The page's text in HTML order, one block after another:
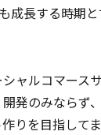
長する時期と
ャルコマース
発のみなら
りを目指してま